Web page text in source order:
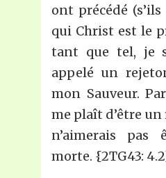
ont précédé
qui Christ est le
tant que tel, je
appelé un
mon Sauveur.
me plaît d’être
n’aimerais pas
morte. {2TG43: